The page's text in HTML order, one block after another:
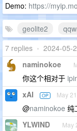
Demo: https://
geolite2
7 replies • 2024-05-
naminokoe
你这个相对于
xAI OP May
@naminokoe 纯
YLWIND May